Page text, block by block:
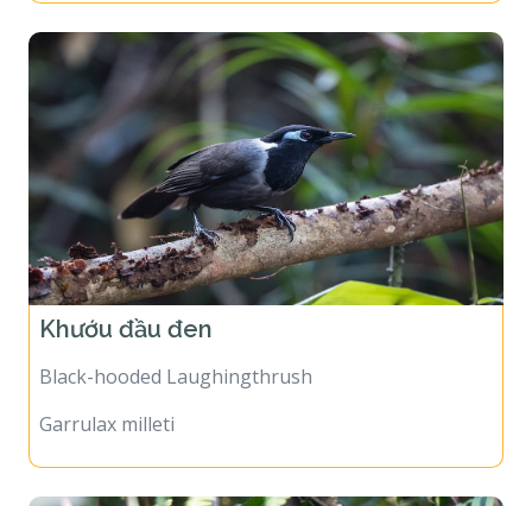
Khướu đầu đen
Black-hooded Laughingthrush
Garrulax milleti